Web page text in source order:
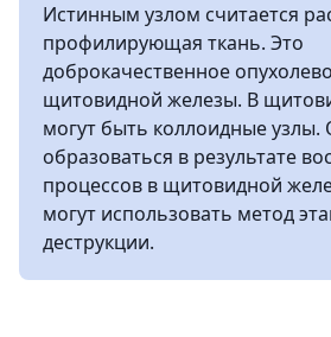
Истинным узлом считается
профилирующая ткань. Это
доброкачественное
щитовидной железы. В
могут быть коллоидные узлы.
образоваться в результате
процессов в щитовидной
могут использовать метод
деструкции.